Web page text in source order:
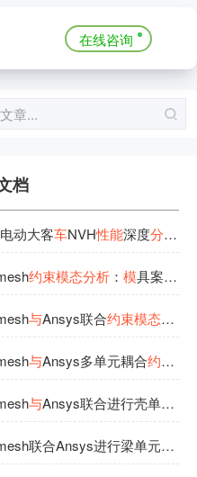
在线咨询
档
动大客车NVH性能深度分析
约束模态分析： 模具案例
与Ansys联合约束模态分
与Ansys多单元耦合约束
与Ansys联合进行壳单元
‌Hypermesh联合Ansys进行梁单元
约